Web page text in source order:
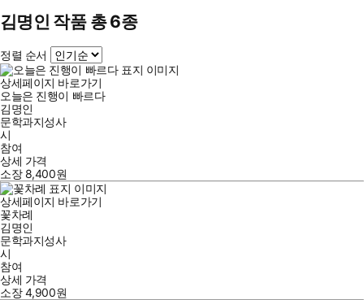
김명인 작품 총 6종
정렬 순서
상세페이지 바로가기
오늘은 진행이 빠르다
김명인
문학과지성사
시
참여
상세 가격
소장 8,400원
상세페이지 바로가기
꽃차례
김명인
문학과지성사
시
참여
상세 가격
소장4,900원